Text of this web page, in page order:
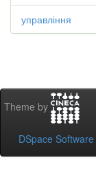
управління
Theme by
DSpace Software